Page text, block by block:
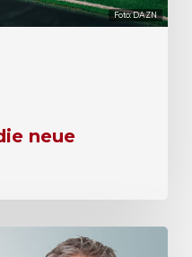
Foto: DAZN
neue